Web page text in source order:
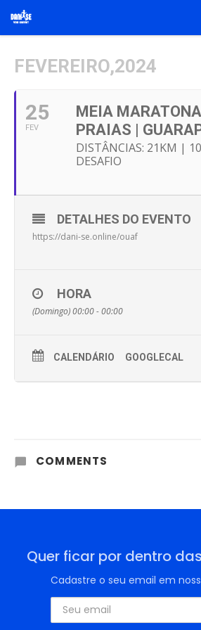
FEVEREIRO,2024
25
FEV
MEIA
PRAIAS |
DISTÂNCIAS: 21KM |
DESAFIO
DETALHES DO EVENTO
https://dani-se.online/ouaf
HORA
(Domingo) 00:00 - 00:00
CALENDÁRIO GOOGLECAL
COMMENTS
Quer ficar por dentro
Cadastre o seu email em